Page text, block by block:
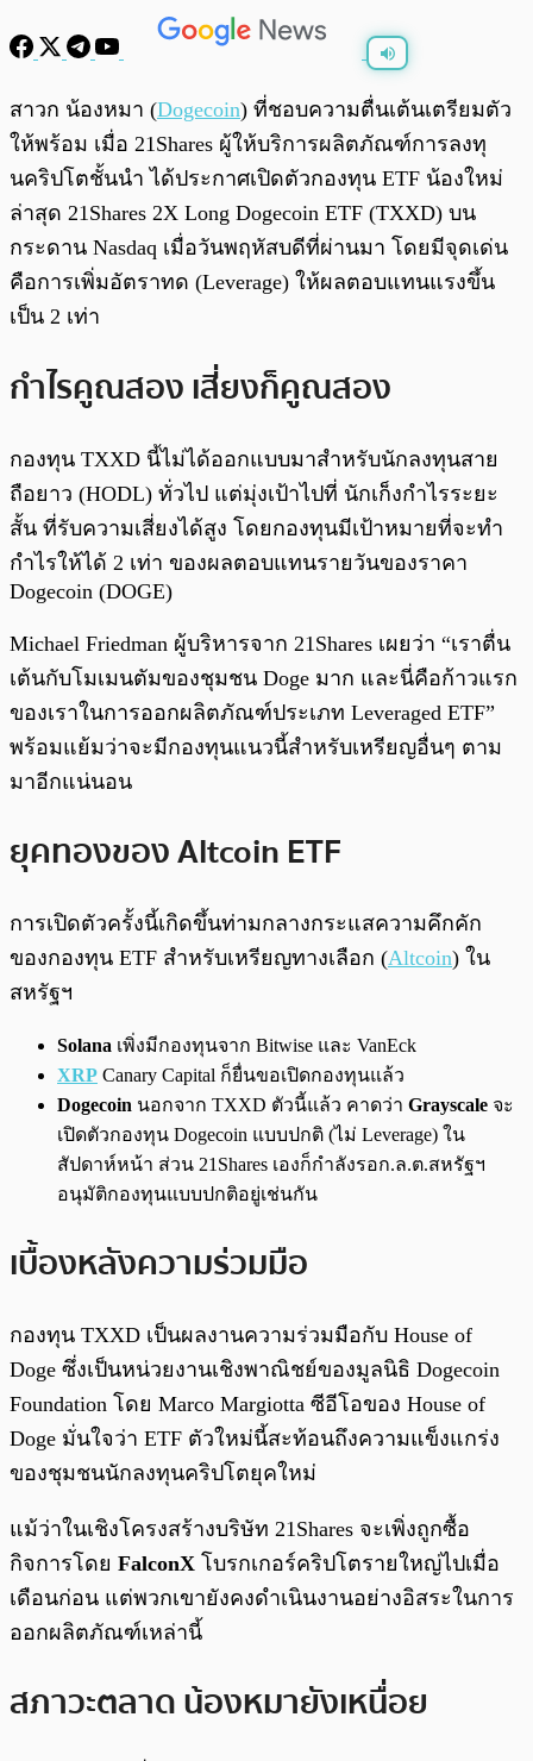
พร้อมเล่น 0:00 /0:00
สาวก น้องหมา (Dogecoin) ที่ชอบความตื่นเต้นเตรียมตัว
ให้พร้อม เมื่อ 21Shares ผู้ให้บริการผลิตภัณฑ์การลงทุ
นคริปโตชั้นนำ ได้ประกาศเปิดตัวกองทุน ETF น้องใหม่
ล่าสุด 21Shares 2X Long Dogecoin ETF (TXXD) บน
กระดาน Nasdaq เมื่อวันพฤหัสบดีที่ผ่านมา โดยมีจุดเด่น
คือการเพิ่มอัตราทด (Leverage) ให้ผลตอบแทนแรงขึ้น
เป็น 2 เท่า
กำไรคูณสอง เสี่ยงก็คูณสอง
กองทุน TXXD นี้ไม่ได้ออกแบบมาสำหรับนักลงทุนสาย
ถือยาว (HODL) ทั่วไป แต่มุ่งเป้าไปที่ นักเก็งกำไรระยะ
สั้น ที่รับความเสี่ยงได้สูง โดยกองทุนมีเป้าหมายที่จะทำ
กำไรให้ได้ 2 เท่า ของผลตอบแทนรายวันของราคา
Dogecoin (DOGE)
Michael Friedman ผู้บริหารจาก 21Shares เผยว่า “เราตื่น
เต้นกับโมเมนตัมของชุมชน Doge มาก และนี่คือก้าวแรก
ของเราในการออกผลิตภัณฑ์ประเภท Leveraged ETF”
พร้อมแย้มว่าจะมีกองทุนแนวนี้สำหรับเหรียญอื่นๆ ตาม
มาอีกแน่นอน
ยุคทองของ Altcoin ETF
การเปิดตัวครั้งนี้เกิดขึ้นท่ามกลางกระแสความคึกคัก
ของกองทุน ETF สำหรับเหรียญทางเลือก (Altcoin) ใน
สหรัฐฯ
Solana เพิ่งมีกองทุนจาก Bitwise และ VanEck
XRP Canary Capital ก็ยื่นขอเปิดกองทุนแล้ว
Dogecoin นอกจาก TXXD ตัวนี้แล้ว คาดว่า Grayscale จะ
เปิดตัวกองทุน Dogecoin แบบปกติ (ไม่ Leverage) ใน
สัปดาห์หน้า ส่วน 21Shares เองก็กำลังรอก.ล.ต.สหรัฐฯ
อนุมัติกองทุนแบบปกติอยู่เช่นกัน
เบื้องหลังความร่วมมือ
กองทุน TXXD เป็นผลงานความร่วมมือกับ House of
Doge ซึ่งเป็นหน่วยงานเชิงพาณิชย์ของมูลนิธิ Dogecoin
Foundation โดย Marco Margiotta ซีอีโอของ House of
Doge มั่นใจว่า ETF ตัวใหม่นี้สะท้อนถึงความแข็งแกร่ง
ของชุมชนนักลงทุนคริปโตยุคใหม่
แม้ว่าในเชิงโครงสร้างบริษัท 21Shares จะเพิ่งถูกซื้อ
กิจการโดย FalconX โบรกเกอร์คริปโตรายใหญ่ไปเมื่อ
เดือนก่อน แต่พวกเขายังคงดำเนินงานอย่างอิสระในการ
ออกผลิตภัณฑ์เหล่านี้
สภาวะตลาด น้องหมายังเหนื่อย